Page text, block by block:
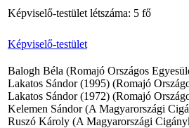
Képviselő-testület létszáma: 5 fő
Képviselő-testület
Balogh Béla (Romajó Országos
Lakatos Sándor (1995) (Romajó
Lakatos Sándor (1972) (Romajó
Kelemen Sándor (A Magyarországi
Ruszó Károly (A Magyarországi